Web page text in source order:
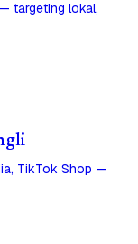
targeting lokal,
TikTok Shop —